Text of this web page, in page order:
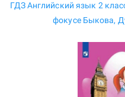
ГДЗ Английский язык 2
фокусе Быкова,